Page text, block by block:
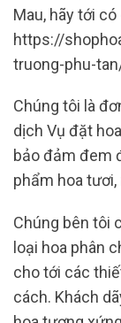
Mau, hãy tới
https://
truong-phu-
Chúng tôi là
dịch Vụ đặt
bảo đảm đem
phẩm hoa
Chúng bên tôi
loại hoa phân
cho tới các
cách. Khách